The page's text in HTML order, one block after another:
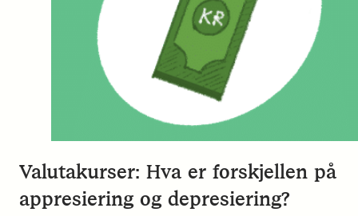
Valutakurser: Hva er forskjellen på
appresiering og depresiering?